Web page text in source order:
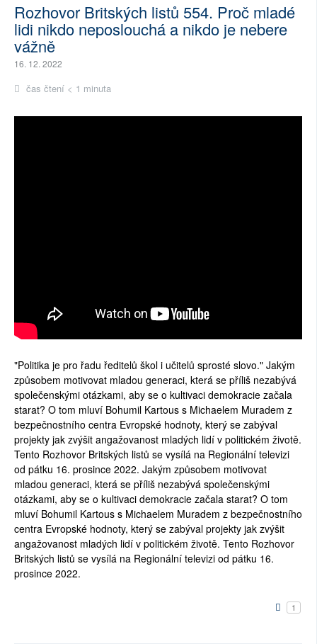
Rozhovor Britských listů 554. Proč mladé
lidi nikdo neposlouchá a nikdo je nebere
vážně
16. 12. 2022
čas čtení < 1 minuta
"Politika je pro řadu ředitelů škol i učitelů sprosté slovo." Jakým
způsobem motivovat mladou generaci, která se příliš nezabývá
společenskými otázkami, aby se o kultivaci demokracie začala
starat? O tom mluví Bohumil Kartous s Michaelem Muradem z
bezpečnostního centra Evropské hodnoty, který se zabýval
projekty jak zvýšit angažovanost mladých lidí v politickém životě.
Tento Rozhovor Britských listů se vysílá na Regionální televizi
od pátku 16. prosince 2022. Jakým způsobem motivovat
mladou generaci, která se příliš nezabývá společenskými
otázkami, aby se o kultivaci demokracie začala starat? O tom
mluví Bohumil Kartous s Michaelem Muradem z bezpečnostního
centra Evropské hodnoty, který se zabýval projekty jak zvýšit
angažovanost mladých lidí v politickém životě. Tento Rozhovor
Britských listů se vysílá na Regionální televizi od pátku 16.
prosince 2022.
1